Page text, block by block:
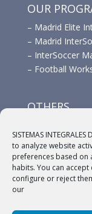
SISTEMAS
to analyze website
preferences based
habits. You can
configure or reject
our
OUR
– Madrid Elite
– Madrid
– InterSoccer
– Football
OTHERS
–Links
–Sponsors